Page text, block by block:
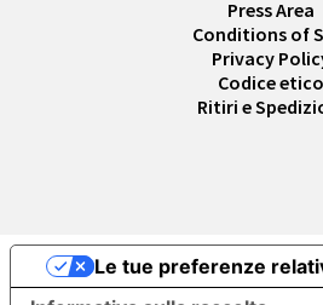
Press Area
Conditions of
Privacy
Codice etico
Ritiri e
Le tue preferenze